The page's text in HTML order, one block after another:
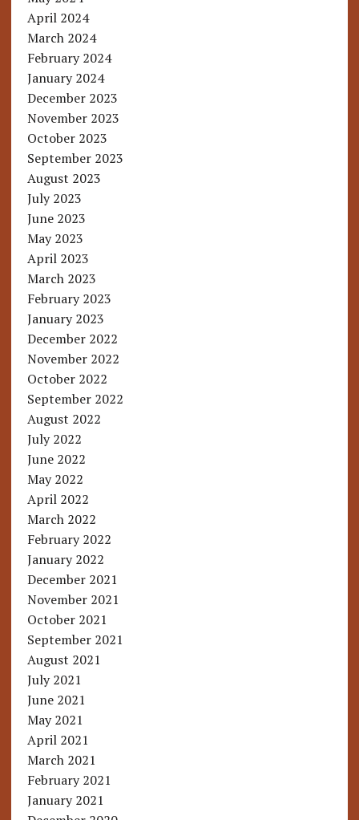
April 2024
March 2024
February 2024
January 2024
December 2023
November 2023
October 2023
September 2023
August 2023
July 2023
June 2023
May 2023
April 2023
March 2023
February 2023
January 2023
December 2022
November 2022
October 2022
September 2022
August 2022
July 2022
June 2022
May 2022
April 2022
March 2022
February 2022
January 2022
December 2021
November 2021
October 2021
September 2021
August 2021
July 2021
June 2021
May 2021
April 2021
March 2021
February 2021
January 2021